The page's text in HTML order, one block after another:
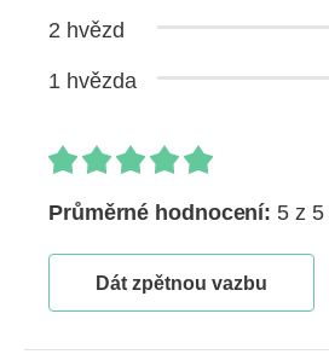
2 hvězd
1 hvězda
Průměrné hodnocení: 5 z 5
Dát zpětnou vazbu